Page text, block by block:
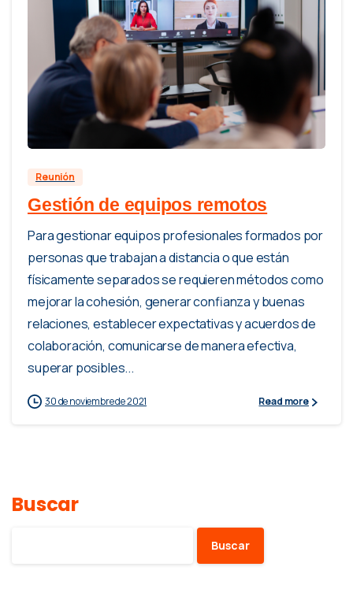
0
Reunión
Gestión de equipos remotos
Para gestionar equipos profesionales formados por
personas que trabajan a distancia o que están
físicamente separados se requieren métodos como
mejorar la cohesión, generar confianza y buenas
relaciones, establecer expectativas y acuerdos de
colaboración, comunicarse de manera efectiva,
superar posibles...
30 de noviembre de 2021 Read more
Buscar
Buscar